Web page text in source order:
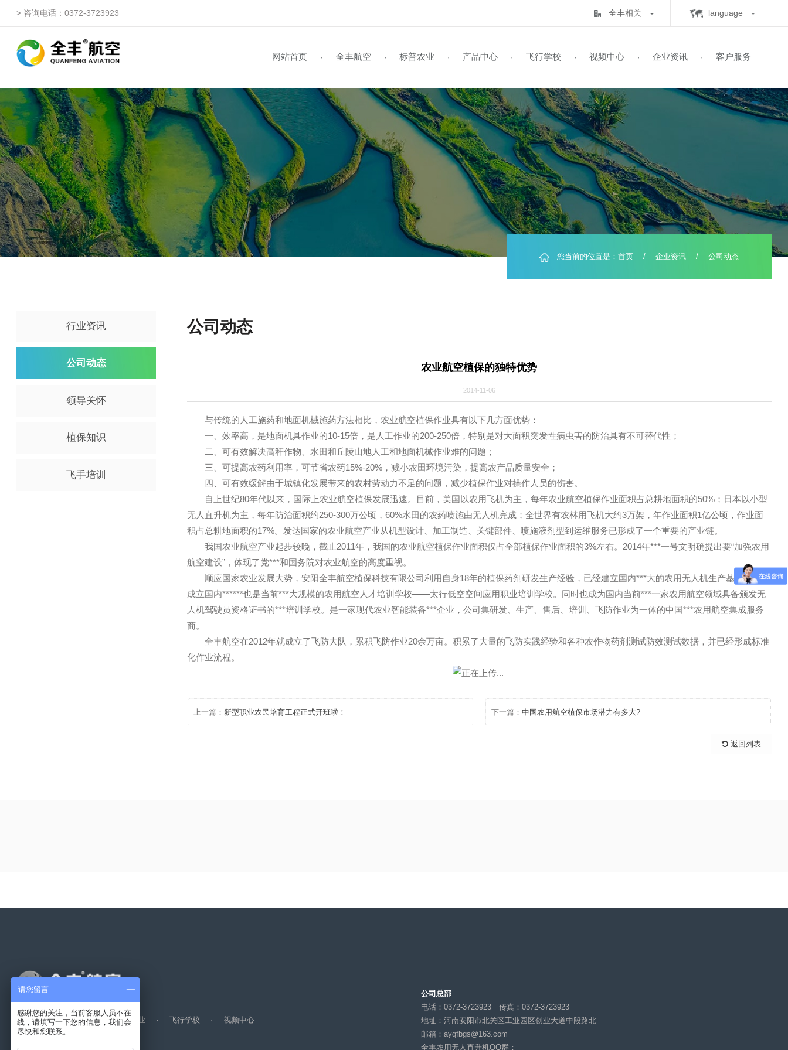
> 咨询电话：0372-3723923 全丰相关
全丰航空
网站首页 · 全丰航空
企业风采 企业文化 资质荣誉 发展历程
· 标普农业
标普简介 标普旗舰店 标普新闻 飞防五事 业务范围
产品中心
全丰航空TP-22 全丰航空TP-22热雾机 自由鹰TP-32 全球鹰T2000
自由鹰ZP 自由鹰DP（3WQFDP-1 自由鹰1S 全球鹰 飞防专用药剂 全球鹰-遥感无人机
· 飞行学校
学员风采 招生启事 新型农民培训
视频中心
企业视频 媒体报道 植保作业
企业资讯
行业资讯 公司动态 领导关怀 植保知识 飞手培训
资料下载 联系我们 在线留言 证书查询
公司动态
领导关怀
植保知识
您当前的位置是：首页/企业资讯/公
农业航空植保的独特优势
2014-11-06
与传统的人工施药和地面机械施药方法相比，农业航空植保作业具有以下几方面优势：
一、效率高，是地面机具作业的10-15倍，是人工作业的200-250倍，特别是对大面积突发性病虫害的防治具有不可替代性；
二、可有效解决高秆作物、水田和丘陵山地人工和地面机械作业难的问题；
三、可提高农药利用率，可节省农药15%-20%，减小农田环境污染，提高农产品质量安全；
四、可有效缓解由于城镇化发展带来的农村劳动力不足的问题，减少植保作业对操作人员的伤害。
自上世纪80年代以来，国际上农业航空植保发展迅速。目前，美国以农用飞机为主，每年农业航空植保作业面积占总耕地面积的50%；
无人直升机为主，每年防治面积约250-300万公顷，60%水田的农药喷施由无人机完成；全世界有农林用飞机大约3万架，年作业面积1亿公
积占总耕地面积的17%。发达国家的农业航空产业从机型设计、加工制造、关键部件、喷施液剂型到运维服务已形成了一个重要的产业链。
我国农业航空产业起步较晚，截止2011年，我国的农业航空植保作业面积仅占全部植保作业面积的3%左右。2014年***一号文明确提出
航空建设”，体现了党***和国务院对农业航空的高度重视。
成立国内******也是当前***大规模的农用航空人才培训学校——太行低空空间应用职业培训学校。同时也成为国内当前***一家农用航空领域
人机驾驶员资格证书的***培训学校。是一家现代农业智能装备***企业，公司集研发、生产、售后、培训、飞防作业为一体的中国***农用航
全丰航空在2012年就成立了飞防大队，累积飞防作业20余万亩。积累了大量的飞防实践经验和各种农作物药剂测试防效测试数据，并
化作业流程。